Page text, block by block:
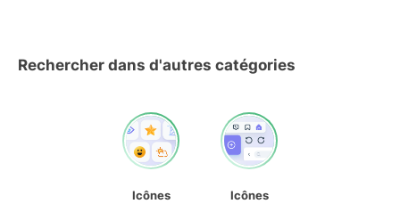
Rechercher dans d'autres catégories
Icônes
Icônes